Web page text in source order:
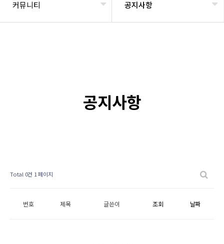
커뮤니티 공지사항
공지사항
Total 0건 1 페이지
번호 제목 글쓴이 조회 날짜